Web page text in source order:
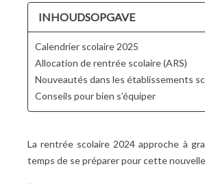
INHOUDSOPGAVE
Calendrier scolaire 2025
Allocation de rentrée scolaire (ARS)
Nouveautés dans les établissements
Conseils pour bien s’équiper
La rentrée scolaire 2024 approche à
temps de se préparer pour cette